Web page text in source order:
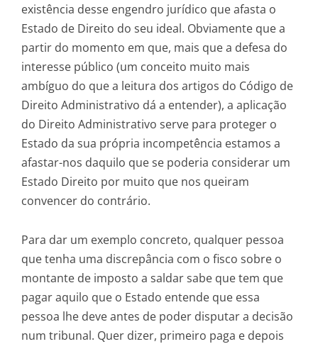
existência desse engendro jurídico que afasta o
Estado de Direito do seu ideal. Obviamente que a
partir do momento em que, mais que a defesa do
interesse público (um conceito muito mais
ambíguo do que a leitura dos artigos do Código de
Direito Administrativo dá a entender), a aplicação
do Direito Administrativo serve para proteger o
Estado da sua própria incompetência estamos a
afastar-nos daquilo que se poderia considerar um
Estado Direito por muito que nos queiram
convencer do contrário.
Para dar um exemplo concreto, qualquer pessoa
que tenha uma discrepância com o fisco sobre o
montante de imposto a saldar sabe que tem que
pagar aquilo que o Estado entende que essa
pessoa lhe deve antes de poder disputar a decisão
num tribunal. Quer dizer, primeiro paga e depois